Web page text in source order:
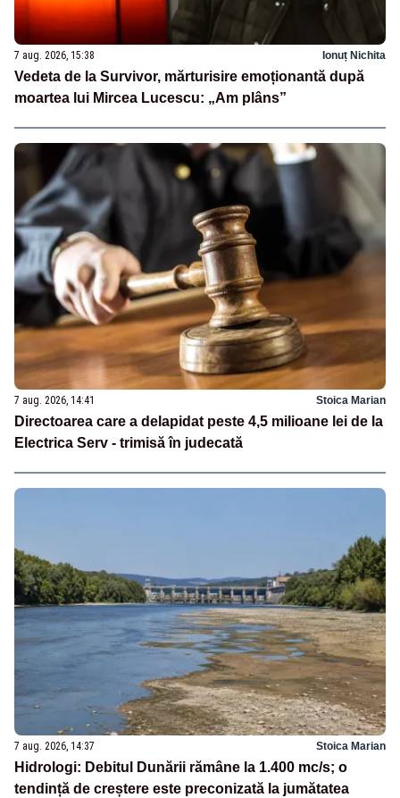
7 aug. 2026, 15:38 Ionuț Nichita
Vedeta de la Survivor, mărturisire emoționantă după
moartea lui Mircea Lucescu: „Am plâns”
7 aug. 2026, 14:41 Stoica Marian
Directoarea care a delapidat peste 4,5 milioane lei de la
Electrica Serv - trimisă în judecată
7 aug. 2026, 14:37 Stoica Marian
Hidrologi: Debitul Dunării rămâne la 1.400 mc/s; o
tendință de creștere este preconizată la jumătatea